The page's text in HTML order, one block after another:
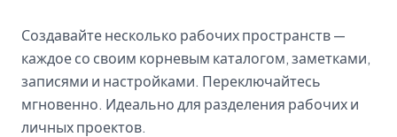
Создавайте несколько рабочих пространств —
каждое со своим корневым каталогом, заметками,
записями и настройками. Переключайтесь
мгновенно. Идеально для разделения рабочих и
личных проектов.